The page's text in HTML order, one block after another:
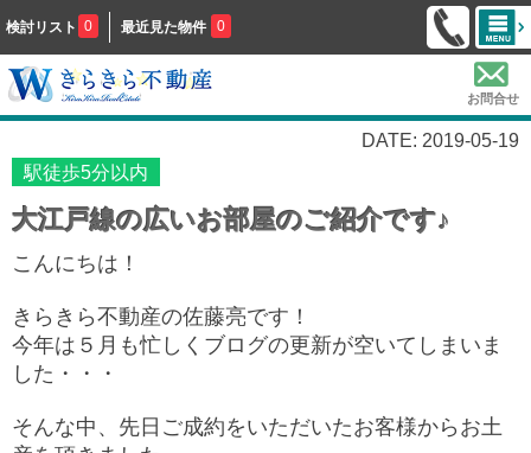
検討リスト 0 最近見た物件 0
お問合せ
DATE: 2019-05-19
駅徒歩5分以内
大江戸線の広いお部屋のご紹介です♪
こんにちは！
きらきら不動産の佐藤亮です！
今年は５月も忙しくブログの更新が空いてしまいま
した・・・
そんな中、先日ご成約をいただいたお客様からお土